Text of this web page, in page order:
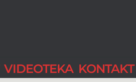
VIDEOTEKA KONTAKT